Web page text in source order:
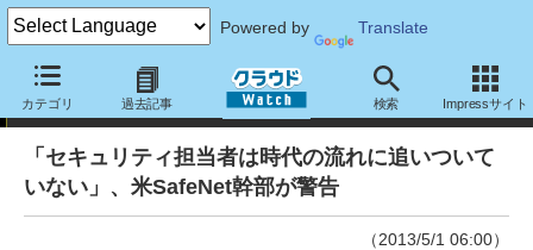
Powered by Translate
カテゴリ 過去記事 検索 Impressサイト
インタビュー
「セキュリティ担当者は時代の流れに追いついて
いない」、米SafeNet幹部が警告
（2013/5/1 06:00）